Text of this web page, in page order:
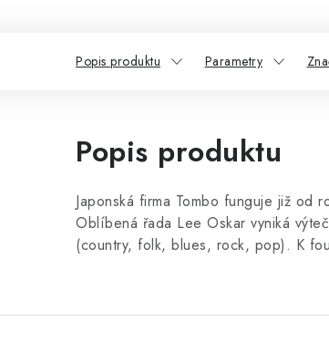
Popis produktu Parametry
Popis produktu
Japonská firma Tombo funguje již od
Oblíbená řada Lee Oskar vyniká
(country, folk, blues, rock, pop). K